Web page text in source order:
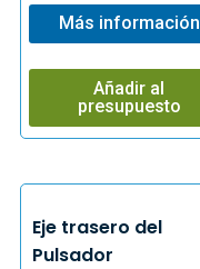
Más información
Añadir al
presupuesto
Eje trasero del
Pulsador